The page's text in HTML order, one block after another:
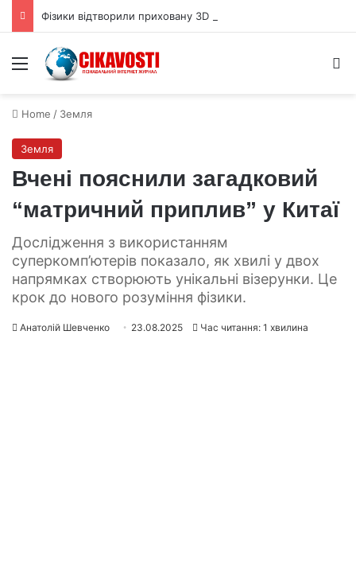
Menu
Home / Земля
Земля
Вчені пояснили загадковий
“матричний приплив” у Китаї
Дослідження з використанням
суперкомп’ютерів показало, як хвилі у двох
напрямках створюють унікальні візерунки. Це
крок до нового розуміння фізики.
Анатолій Шевченко 23.08.2025 Час читання: 1 хвилина